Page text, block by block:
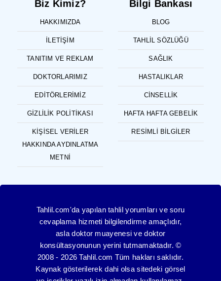
Biz Kimiz?
HAKKIMIZDA
İLETIŞIM
TANITIM VE REKLAM
DOKTORLARIMIZ
EDITÖRLERIMIZ
GIZLILIK POLITIKASI
KIŞISEL VERILER
HAKKINDA AYDINLATMA
METNI
Bilgi Bankası
BLOG
TAHLIL SÖZLÜĞÜ
SAĞLIK
HASTALIKLAR
CINSELLIK
HAFTA HAFTA GEBELIK
RESIMLI BILGILER
Tahlil.com'da yapılan tahlil yorumları ve soru
cevaplama hizmeti bilgilendirme amaçlıdır,
asla doktor muayenesi ve doktor
konsültasyonunun yerini tutmamaktadır. ©
2008 - 2026 Tahlil.com Tüm hakları saklıdır.
Kaynak gösterilerek dahi olsa sitedeki görsel